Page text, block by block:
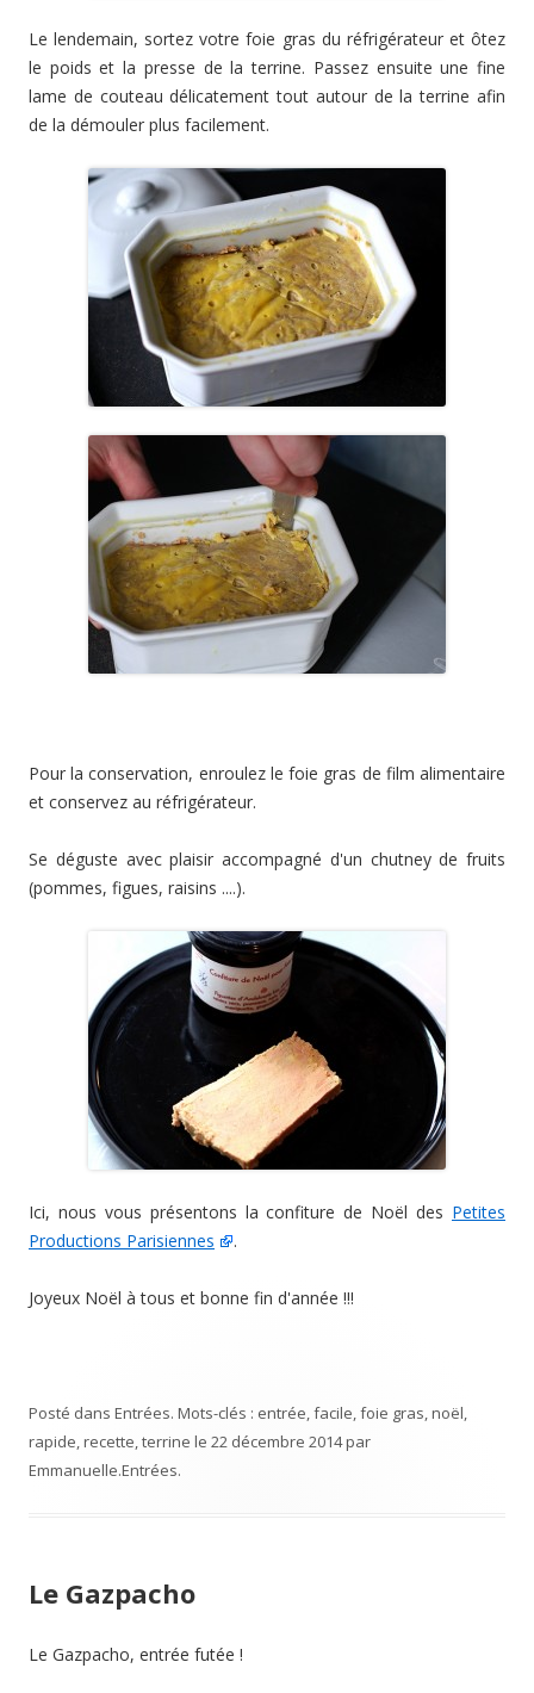
Le lendemain, sortez votre foie gras du réfrigérateur et ôtez
le poids et la presse de la terrine. Passez ensuite une fine
lame de couteau délicatement tout autour de la terrine afin
de la démouler plus facilement.
Pour la conservation, enroulez le foie gras de film alimentaire
et conservez au réfrigérateur.
Se déguste avec plaisir accompagné d'un chutney de fruits
(pommes, figues, raisins ....).
Ici, nous vous présentons la confiture de Noël des Petites
Productions Parisiennes
.
Joyeux Noël à tous et bonne fin d'année !!!
Posté dans Entrées. Mots-clés : entrée,facile,foie gras,noël,
rapide,recette,terrine le 22 décembre 2014par
Emmanuelle.Entrées.
Le Gazpacho
Le Gazpacho, entrée futée !